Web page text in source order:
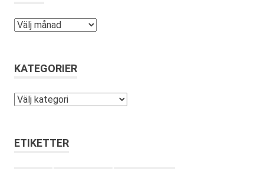
Arkiv
KATEGORIER
Kategorier
ETIKETTER